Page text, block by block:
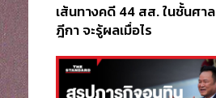
เส้นทางคดี 44 สส. ในชั้นศาล
ฎีกา จะรู้ผลเมื่อไร